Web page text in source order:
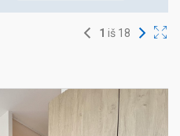
1 iš 18